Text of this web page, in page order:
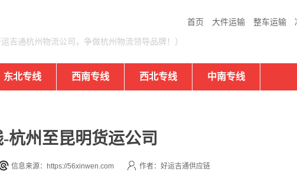
首页 大件运输 整车运输
运吉通杭州物流公司，争做杭州物流领导品牌！）
东北专线 西南专线 西北专线 中南专线
杭州至昆明货运公司
信息来源：https://56xinwen.com 作者：好运吉通供应链